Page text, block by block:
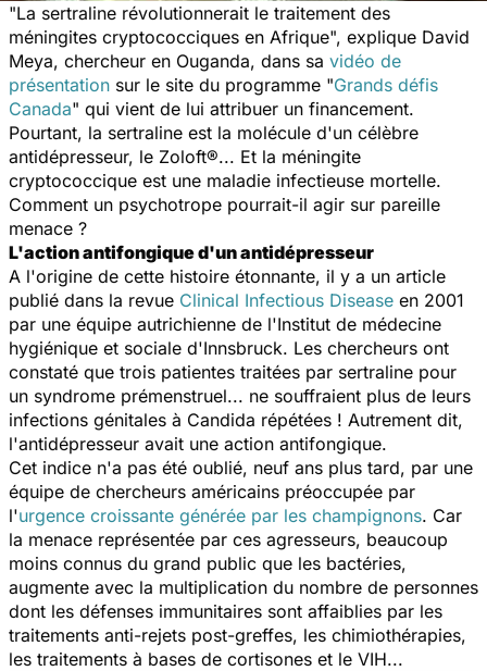
"La sertraline révolutionnerait le traitement des
méningites cryptococciques en Afrique", explique David
Meya, chercheur en Ouganda, dans sa vidéo de
présentation sur le site du programme "Grands défis
Canada" qui vient de lui attribuer un financement.
Pourtant, la sertraline est la molécule d'un célèbre
antidépresseur, le Zoloft®... Et la méningite
cryptococcique est une maladie infectieuse mortelle.
Comment un psychotrope pourrait-il agir sur pareille
menace ?
L'action antifongique d'un antidépresseur
A l'origine de cette histoire étonnante, il y a un article
publié dans la revue Clinical Infectious Disease en 2001
par une équipe autrichienne de l'Institut de médecine
hygiénique et sociale d'Innsbruck. Les chercheurs ont
constaté que trois patientes traitées par sertraline pour
un syndrome prémenstruel... ne souffraient plus de leurs
infections génitales à Candida répétées ! Autrement dit,
l'antidépresseur avait une action antifongique.
Cet indice n'a pas été oublié, neuf ans plus tard, par une
équipe de chercheurs américains préoccupée par
l'urgence croissante générée par les champignons. Car
la menace représentée par ces agresseurs, beaucoup
moins connus du grand public que les bactéries,
augmente avec la multiplication du nombre de personnes
dont les défenses immunitaires sont affaiblies par les
traitements anti-rejets post-greffes, les chimiothérapies,
les traitements à bases de cortisones et le VIH...